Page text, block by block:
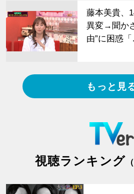
藤本美貴、
異変→聞か
由”に困惑
もっと見
視聴ランキング